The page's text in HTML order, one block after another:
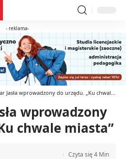
- reklama-
Jasła wprowadzony do urzędu. „Ku chwale miasta”
wprowadzony
chwale miasta”
Czyta się 4 Min